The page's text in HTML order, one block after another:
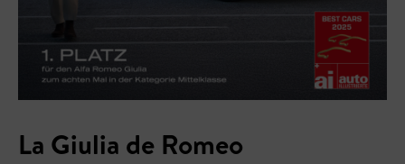
La Giulia de Romeo